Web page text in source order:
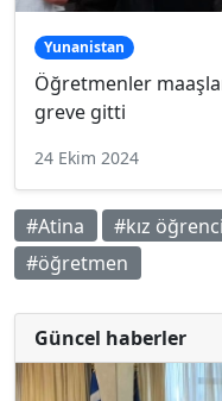
Yunanistan
Öğretmenler
greve gitti
24 Ekim 2024
#Atina #kız öğrenci
#öğretmen
Güncel haberler